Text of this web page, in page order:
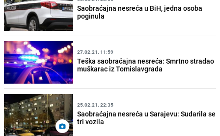
Saobraćajna nesreća u BiH, jedna osoba
poginula
27.02.21. 11:59
Teška saobraćajna nesreća: Smrtno stradao
muškarac iz Tomislavgrada
25.02.21. 22:35
Saobraćajna nesreća u Sarajevu: Sudarila se
tri vozila